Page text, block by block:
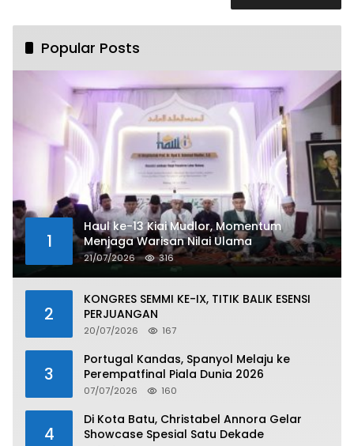
Popular Posts
1
Haul ke-13 Kiai Mudlor, Momentum
Menjaga Warisan Nilai Ulama
21/07/2026 316
2
KONGRES SEMMI KE-IX, TITIK BALIK ESENSI
PERJUANGAN
20/07/2026 167
3
Portugal Kandas, Spanyol Melaju ke
Perempatfinal Piala Dunia 2026
07/07/2026 160
4
Di Kota Batu, Christabel Annora Gelar
Showcase Spesial Satu Dekade